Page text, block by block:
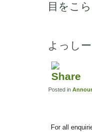
目をこ
よっしー
Posted in
For all